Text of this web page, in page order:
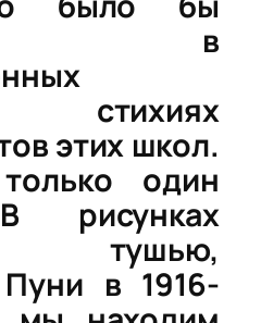
в
стихиях
этих школ.
только
один
В
рисунках
тушью,
Пуни в 1916-